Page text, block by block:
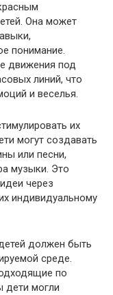
Она может
понимание.
движения под
линий, что
и веселья.
их
могут создавать
или песни,
музыки. Это
через
индивидуальному
должен быть
среде.
по
дети могли